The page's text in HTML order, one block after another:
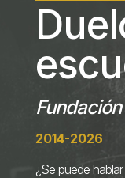
Fundación
2014-2026
¿Se puede